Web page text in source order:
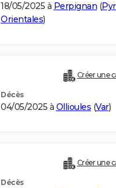
18/05/2025 à Perpignan (
Orientales)
Créer une
Décès
04/05/2025 à Ollioules (Var)
Créer une
Décès